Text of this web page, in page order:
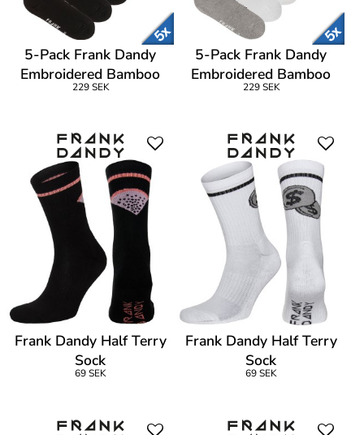
5-Pack Frank Dandy
Embroidered Bamboo
Socks
229 SEK
5-Pack Frank Dandy
Embroidered Bamboo
Socks
229 SEK
Frank Dandy Half Terry
Sock
69 SEK
Frank Dandy Half Terry
Sock
69 SEK